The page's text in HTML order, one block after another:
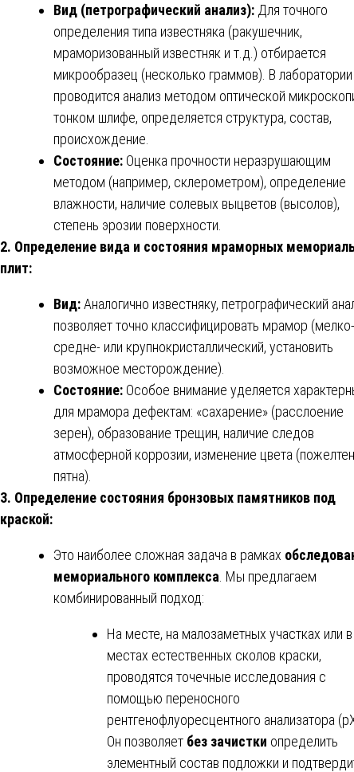
Вид (петрографический анализ): Для точного
определения типа известняка (ракушечник,
мраморизованный известняк и т.д.) отбирается
микрообразец (несколько граммов). В лаборатории
проводится анализ методом оптической
тонком шлифе, определяется структура, состав,
происхождение.
Состояние: Оценка прочности неразрушающим
методом (например, склерометром), определение
влажности, наличие солевых выцветов (высолов),
степень эрозии поверхности.
2. Определение вида и состояния мраморных
плит:
Вид:Аналогично известняку, петрографический
позволяет точно классифицировать мрамор
средне- или крупнокристаллический, установить
возможное месторождение).
Состояние: Особое внимание уделяется
для мрамора дефектам: «сахарение» (расслоение
зерен), образование трещин, наличие следов
атмосферной коррозии, изменение цвета
пятна).
3. Определение состояния бронзовых памятников под
краской:
Это наиболее сложная задача в рамках
мемориального комплекса . Мы предлагаем
комбинированный подход:
На месте, на малозаметных участках или в
местах естественных сколов краски,
проводятся точечные исследования с
помощью переносного
рентгенофлуоресцентного анализатора
Он позволяет без зачистки определить
элементный состав подложки и